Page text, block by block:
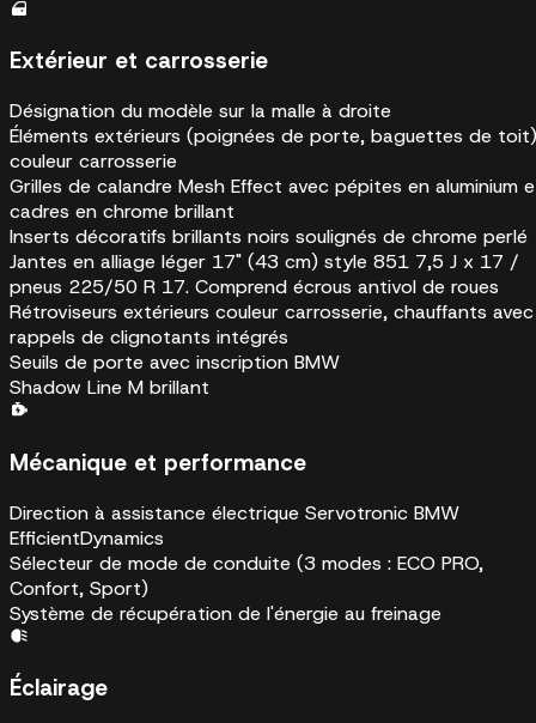
Extérieur et carrosserie
Désignation du modèle sur la malle à droite
Éléments extérieurs (poignées de porte, baguettes de toit)
couleur carrosserie
Grilles de calandre Mesh Effect avec pépites en aluminium
cadres en chrome brillant
Inserts décoratifs brillants noirs soulignés de chrome perlé
Jantes en alliage léger 17" (43 cm) style 851 7,5 J x 17 /
pneus 225/50 R 17. Comprend écrous antivol de roues
Rétroviseurs extérieurs couleur carrosserie, chauffants avec
rappels de clignotants intégrés
Seuils de porte avec inscription BMW
Shadow Line M brillant
Mécanique et performance
Direction à assistance électrique Servotronic BMW
EfficientDynamics
Sélecteur de mode de conduite (3 modes : ECO PRO,
Confort, Sport)
Système de récupération de l'énergie au freinage
Éclairage